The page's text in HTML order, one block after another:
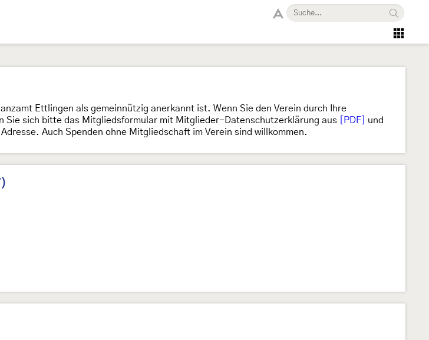
Ettlingen als gemeinnützig anerkannt ist. Wenn Sie den Verein durch Ihre
sich bitte das Mitgliedsformular mit Mitglieder-Datenschutzerklärung aus
[PDF]
und
Auch Spenden ohne Mitgliedschaft im Verein sind willkommen.